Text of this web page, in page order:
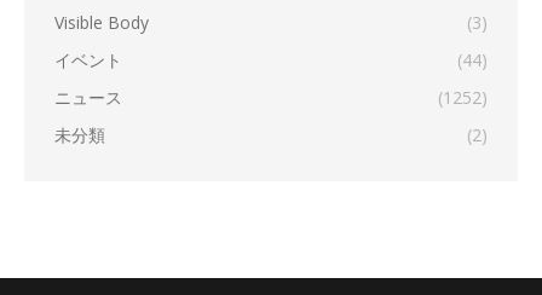
Visible Body
(3)
イベント
(44)
ニュース
(1252)
未分類
(2)